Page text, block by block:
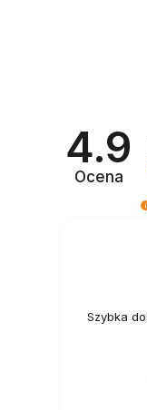
4.9
Ocena
Szybka